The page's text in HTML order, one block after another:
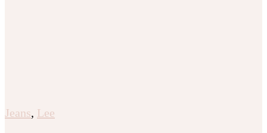
Jeans, Lee